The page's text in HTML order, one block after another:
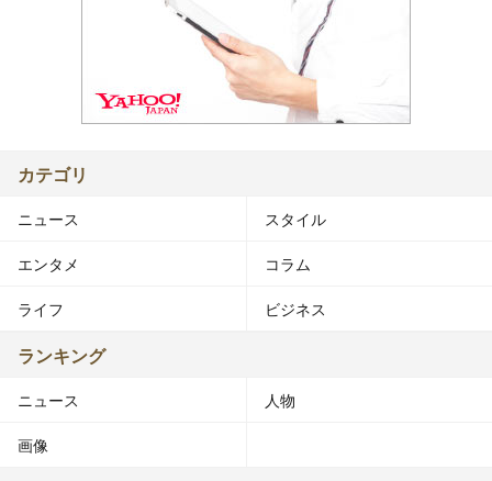
カテゴリ
ニュース スタイル
エンタメ コラム
ライフ ビジネス
ランキング
ニュース 人物
画像